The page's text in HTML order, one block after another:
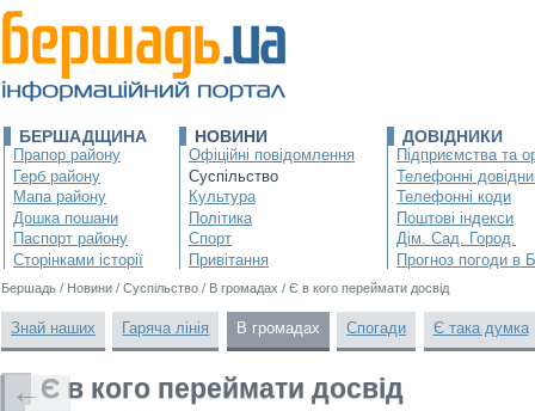
БЕРШАДЩИНА
Прапор району
Герб району
Мапа району
Дошка пошани
Паспорт району
Сторінками історії
НОВИНИ
Офіційні повідомлення
Суспільство
Культура
Політика
Спорт
Привітання
ДОВІДНИКИ
Підприємства та
Телефонні
Телефонні коди
Поштові індекси
Дім. Сад. Город.
Прогноз погоди в
Бершадь / Новини / Суспільство / В громадах / Є в кого переймати досвід
Знай наших Гаряча лінія В громадах Спогади Є така думка
Є в кого переймати досвід
←